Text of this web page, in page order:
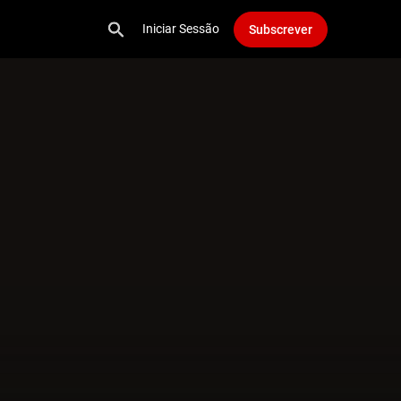
Iniciar Sessão Subscrever